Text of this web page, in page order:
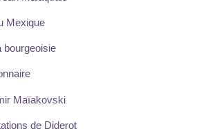
Mexique
bourgeoisie
Maïakovski
de Diderot